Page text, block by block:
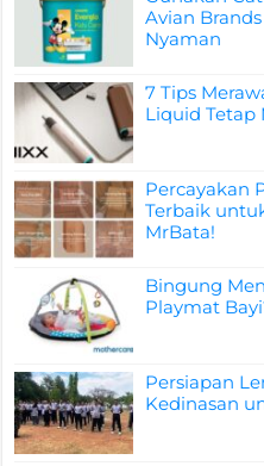
Avian
Nyaman
7 Tips
Liquid Tetap
Percayakan
Terbaik
MrBata!
Bingung
Playmat
Persiapan
Kedinasan